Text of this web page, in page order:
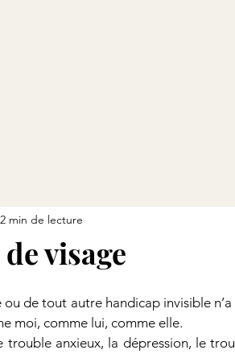
visage
2 min de lecture
de tout autre handicap invisible
moi, comme lui, comme elle.
trouble anxieux, la dépression, le